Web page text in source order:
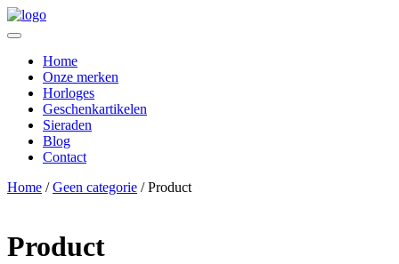
Home
Onze merken
Horloges
Geschenkartikelen
Sieraden
Blog
Contact
Home /Geen categorie / Product
Product